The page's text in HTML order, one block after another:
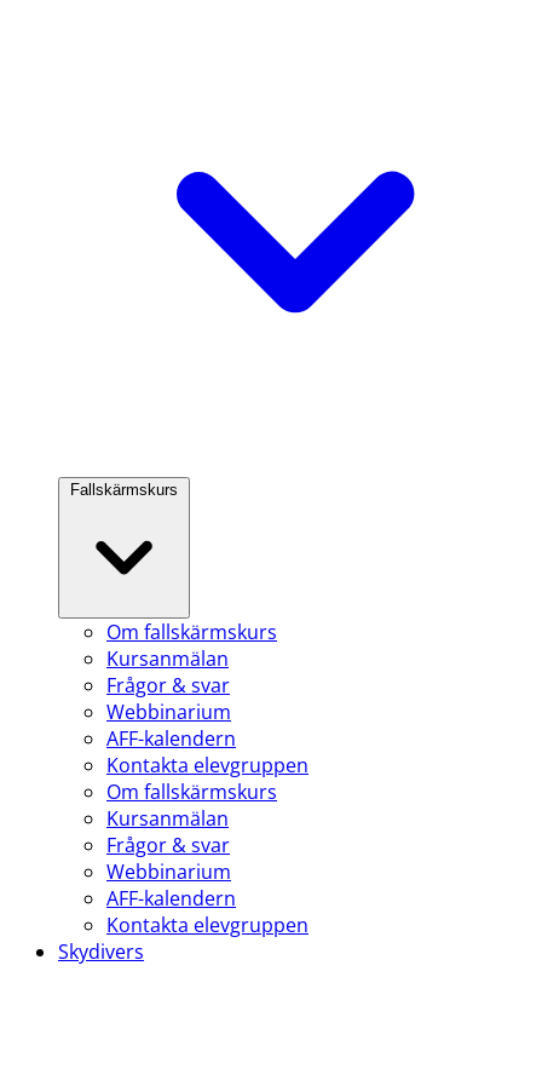
Fallskärmskurs
Om fallskärmskurs
Kursanmälan
Frågor & svar
Webbinarium
AFF-kalendern
Kontakta elevgruppen
Om fallskärmskurs
Kursanmälan
Frågor & svar
Webbinarium
AFF-kalendern
Kontakta elevgruppen
Skydivers